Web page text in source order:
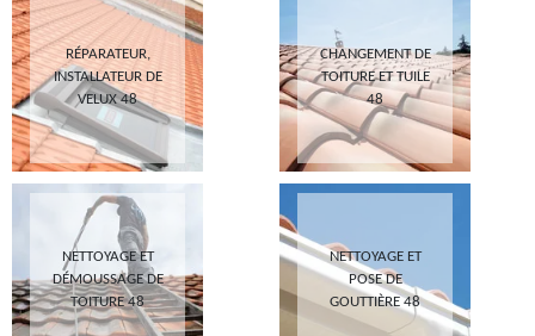
RÉPARATEUR,
INSTALLATEUR DE
VELUX 48
CHANGEMENT DE
TOITURE ET TUILE
48
NETTOYAGE ET
DÉMOUSSAGE DE
TOITURE 48
NETTOYAGE ET
POSE DE
GOUTTIÈRE 48